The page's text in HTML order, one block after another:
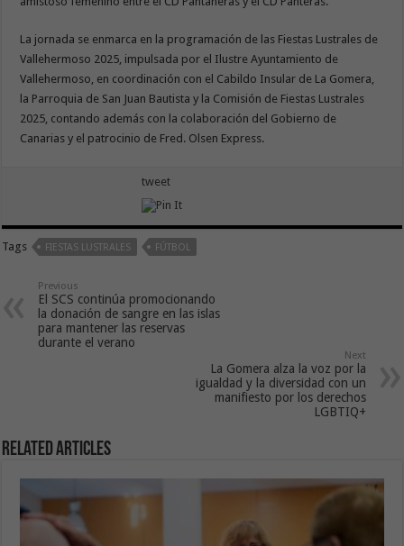
La jornada se enmarca en la programación de las Fiestas Lustrales de
Vallehermoso 2025, impulsada por el Ilustre Ayuntamiento de
Vallehermoso, en coordinación con el Cabildo Insular de La Gomera,
la Parroquia de San Juan Bautista y la Comisión de Fiestas Lustrales
2025, contando además con la colaboración del Gobierno de
Canarias y el patrocinio de Fred. Olsen Express.
tweet
Tags FIESTAS LUSTRALES FÚTBOL
Previous
El SCS continúa promocionando
la donación de sangre en las islas
para mantener las reservas
durante el verano
Next
La Gomera alza la voz por la
igualdad y la diversidad con un
manifiesto por los derechos
LGBTIQ+
Related Articles